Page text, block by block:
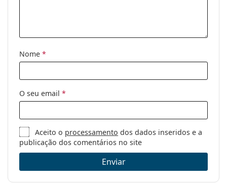
Nome *
O seu email *
Aceito o processamento dos dados inseridos e a
publicação dos comentários no site
Enviar